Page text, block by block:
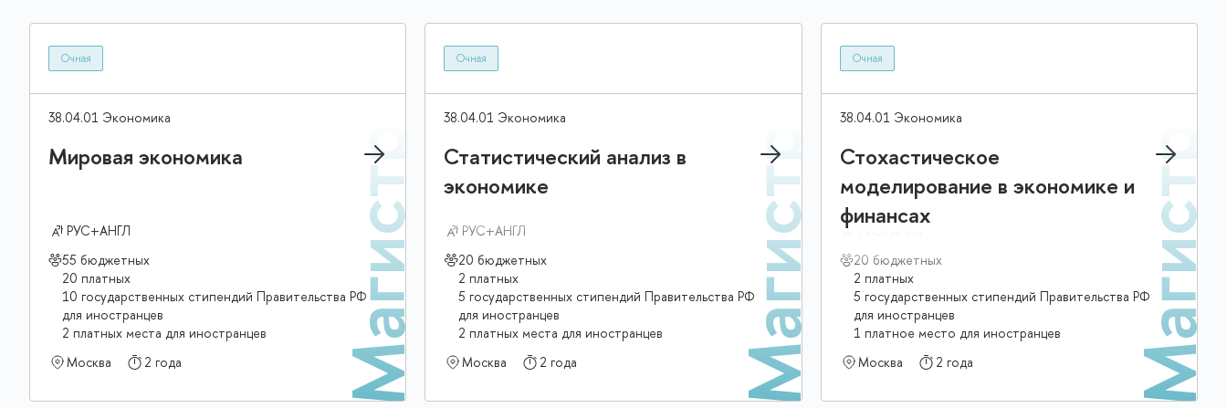
Очная
38.04.01 Экономика
Мировая экономика
РУС+АНГЛ
55 бюджетных
20 платных
10 государственных стипендий Правительства РФ
для иностранцев
2 платных места для иностранцев
Москва
2 года Магистр
Очная
38.04.01 Экономика
Статистический анализ в
экономике
РУС+АНГЛ
20 бюджетных
2 платных
5 государственных стипендий Правительства РФ
для иностранцев
2 платных места для иностранцев
Москва
2 года Магистр
Очная
38.04.01 Экономика
Стохастическое
моделирование в экономике и
финансах
20 бюджетных
2 платных
5 государственных стипендий Правительства РФ
для иностранцев
1 платное место для иностранцев
Москва
2 года Магистр